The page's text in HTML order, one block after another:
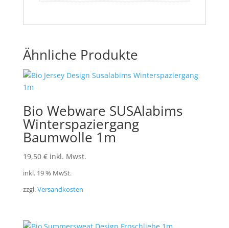
Ähnliche Produkte
Bio Webware SUSAlabims
Winterspaziergang
Baumwolle 1m
19,50 € inkl. Mwst.
inkl. 19 % MwSt.
zzgl.Versandkosten